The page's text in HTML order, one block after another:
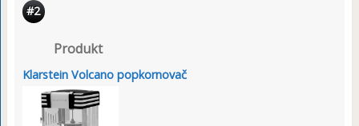
#2
Produkt
Klarstein Volcano popkornovač